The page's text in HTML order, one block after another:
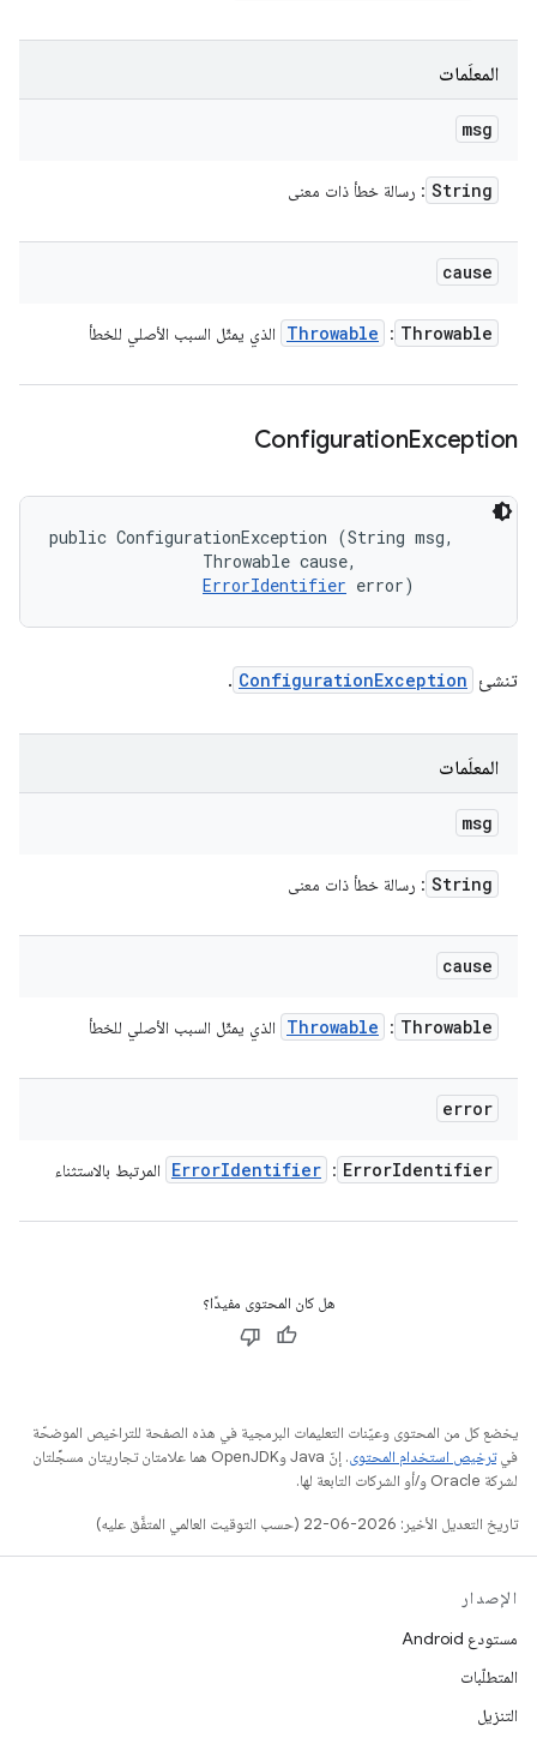
المعلَمات
msg
String : رسالة خطأ ذات معنى
cause
Throwable
:
Throwable الذي يمثّل السبب الأصلي للخطأ
ConfigurationException
public ConfigurationException (String msg,
                Throwable cause,
ErrorIdentifier error)
تنشئ ConfigurationException
.
المعلَمات
msg
String : رسالة خطأ ذات معنى
cause
Throwable
:
Throwable الذي يمثّل السبب الأصلي للخطأ
error
ErrorIdentifier
:
ErrorIdentifier المرتبط بالاستثناء
هل كان المحتوى مفيدًا؟
يخضع كل من المحتوى وعيّنات التعليمات البرمجية في هذه الصفحة للتراخيص الموضحّة
فيترخيص استخدام المحتوى
. إنّ Java وOpenJDK هما علامتان تجاريتان مسجَّلتان
لشركة Oracle و/أو الشركات التابعة لها.
تاريخ التعديل الأخير: 2026-06-22 (حسب التوقيت العالمي المتفَّق عليه)
الإصدار
مستودع Android
المتطلّبات
التنزيل